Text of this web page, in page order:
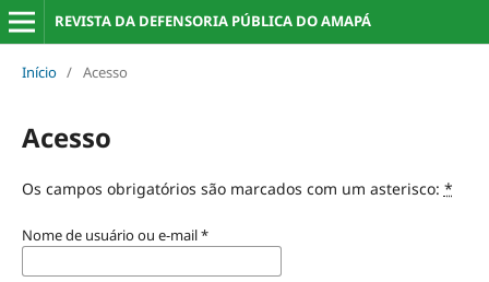
REVISTA DA DEFENSORIA PÚBLICA DO AMAPÁ
Início / Acesso
Acesso
Os campos obrigatórios são marcados com um asterisco: *
Nome de usuário ou e-mail*